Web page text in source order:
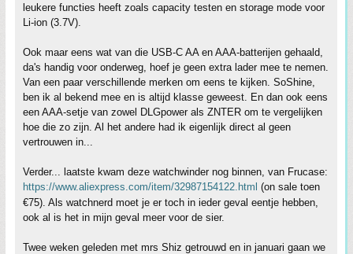
leukere functies heeft zoals capacity testen en storage mode voor
Li-ion (3.7V).
Ook maar eens wat van die USB-C AA en AAA-batterijen gehaald,
da's handig voor onderweg, hoef je geen extra lader mee te nemen.
Van een paar verschillende merken om eens te kijken. SoShine,
ben ik al bekend mee en is altijd klasse geweest. En dan ook eens
een AAA-setje van zowel DLGpower als ZNTER om te vergelijken
hoe die zo zijn. Al het andere had ik eigenlijk direct al geen
vertrouwen in...
Verder... laatste kwam deze watchwinder nog binnen, van Frucase:
https://www.aliexpress.com/item/32987154122.html (on sale toen
€75). Als watchnerd moet je er toch in ieder geval eentje hebben,
ook al is het in mijn geval meer voor de sier.
Twee weken geleden met mrs Shiz getrouwd en in januari gaan we